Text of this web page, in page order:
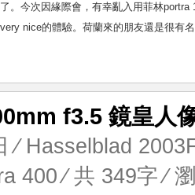
。今次因緣際會，有幸亂入用菲林
nice的體驗。荷蘭來的朋友還是很有
f3.5 鏡皇人
⁄ Hasselblad
400⁄ 共 349字 ⁄